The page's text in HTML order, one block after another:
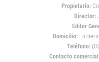
Propietario:
Director:
Editor
Domicilio:
Teléfono:
Contacto